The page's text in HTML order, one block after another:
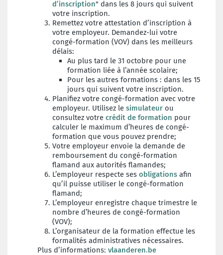
d’inscription" dans les 8 jours qui suivent
votre inscription.
Remettez votre attestation d’inscription à
votre employeur. Demandez-lui votre
congé-formation (VOV) dans les meilleurs
délais:
Au plus tard le 31 octobre pour une
formation liée à l’année scolaire;
Pour les autres formations : dans les 15
jours qui suivent votre inscription.
Planifiez votre congé-formation avec votre
employeur. Utilisez le simulateur ou
consultez votre crédit de formation pour
calculer le maximum d’heures de congé-
formation que vous pouvez prendre;
Votre employeur envoie la demande de
remboursement du congé-formation
flamand aux autorités flamandes;
L’employeur respecte ses obligations afin
qu’il puisse utiliser le congé-formation
flamand;
L’employeur enregistre chaque trimestre le
nombre d’heures de congé-formation
(VOV);
L’organisateur de la formation effectue les
formalités administratives nécessaires.
Plus d’informations: vlaanderen.be